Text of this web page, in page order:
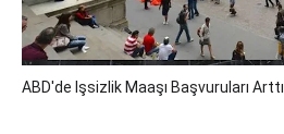
ABD'de Işsizlik Maaşı Başvuruları Arttı